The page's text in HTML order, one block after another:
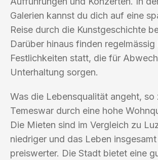
Galerien kannst du dich auf eine
Reise durch die Kunstgeschichte
Darüber hinaus finden regelmässig
Festlichkeiten statt, die für
Unterhaltung sorgen.
Was die Lebensqualität angeht, so
Temeswar durch eine hohe
Die Mieten sind im Vergleich zu
niedriger und das Leben
preiswerter. Die Stadt bietet eine